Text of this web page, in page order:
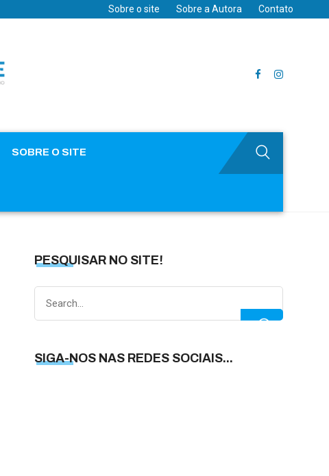
Sobre o site Sobre a Autora Contato
SOBRE O SITE
PESQUISAR NO SITE!
SIGA-NOS NAS REDES SOCIAIS...